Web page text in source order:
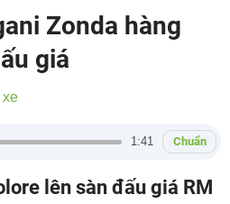
Zonda hàng
giá
xe
1:41 Chuẩn
lên sàn đấu giá RM